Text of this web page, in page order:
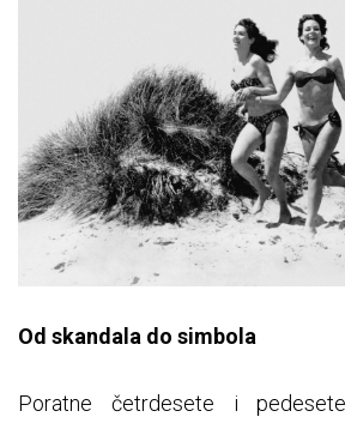
Od skandala do simbola
Poratne četrdesete i